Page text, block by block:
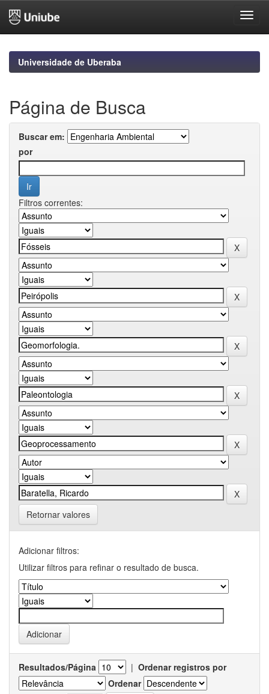
navigationUniversidade de Uberaba
Página de Busca
Buscar em:
por
Filtros correntes:
Retornar valores
Adicionar filtros:
Utilizar filtros para refinar o resultado de busca.
Resultados/Página | Ordenar registros por
Ordenar